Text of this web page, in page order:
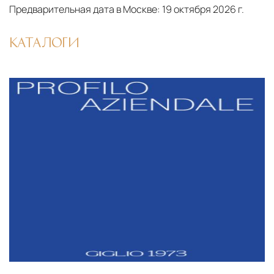
Предварительная дата в Москве: 19 октября 2026 г.
КАТАЛОГИ